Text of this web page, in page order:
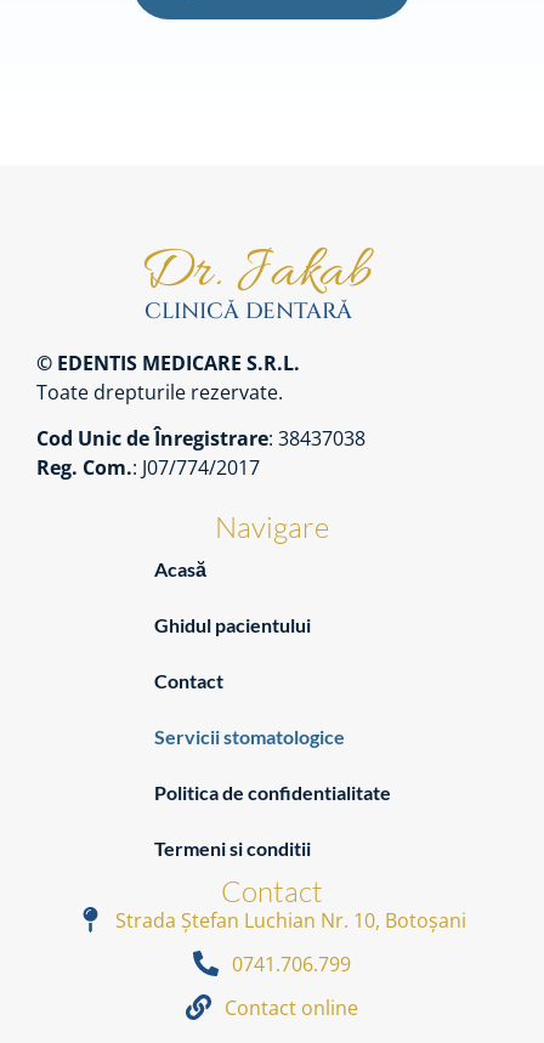
© EDENTIS MEDICARE S.R.L.
Toate drepturile rezervate.
Cod Unic de Înregistrare: 38437038
Reg. Com.: J07/774/2017
Navigare
Acasă
Ghidul pacientului
Contact
Servicii stomatologice
Politica de confidentialitate
Termeni si conditii
Contact
Strada Ștefan Luchian Nr. 10, Botoșani
0741.706.799
Contact online